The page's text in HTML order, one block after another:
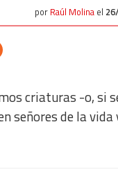
por Raúl Molinael
criaturas -o, si
señores de la